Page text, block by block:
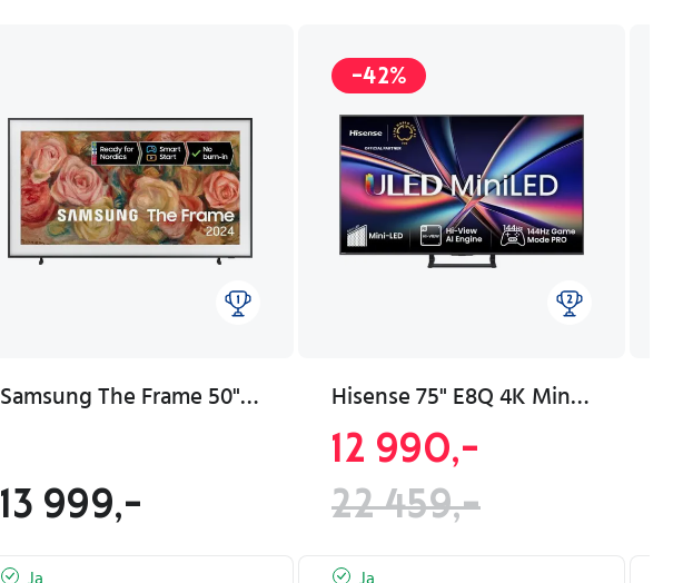
Samsung The Frame 50" 4K QLED Smart-TV 2024 TQ50LS03DAUXXC
13 999,-
-42%
Hisense 75" E8Q 4K Mini-LED Smart-TV (2025)
12 990,-
22 459,-
Ja Ja